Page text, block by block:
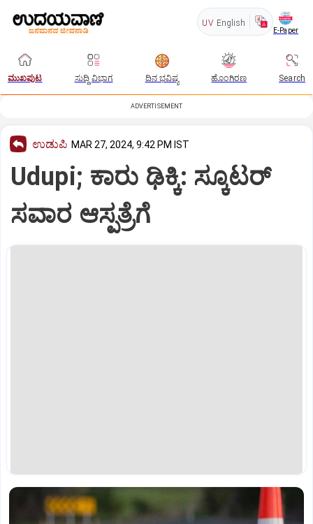
UV English
E-Paper
ಮುಖಪುಟ ಸುದ್ದಿ ವಿಭಾಗ ದಿನ ಭವಿಷ್ಯ ಹೊಂಗಿರಣ Search
ADVERTISEMENT
ಉಡುಪಿ MAR 27, 2024, 9:42 PM IST
Udupi; ಕಾರು ಢಿಕ್ಕಿ: ಸ್ಕೂಟರ್‌
ಸವಾರ ಆಸ್ಪತ್ರೆಗೆ